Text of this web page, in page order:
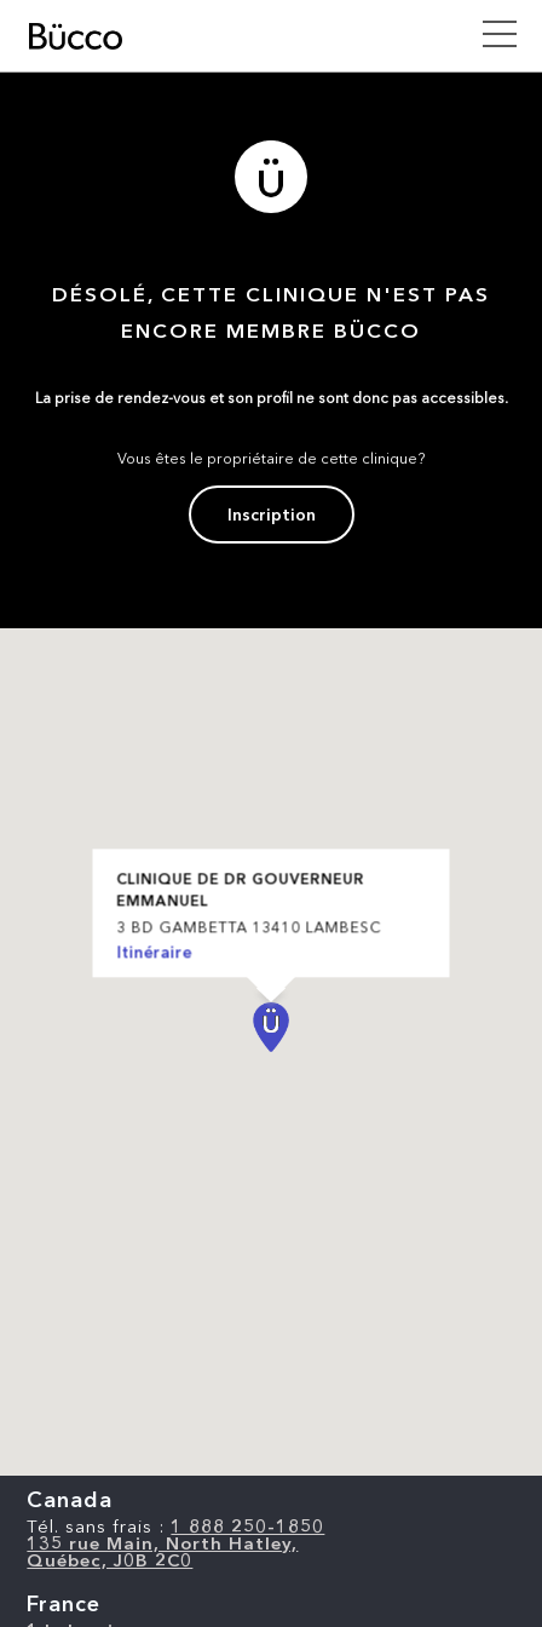
DÉSOLÉ, CETTE CLINIQUE N'EST PAS
ENCORE MEMBRE BÜCCO
La prise de rendez-vous et son profil ne sont donc pas accessibles.
Vous êtes le propriétaire de cette clinique?
Inscription
CLINIQUE DE DR GOUVERNEUR
EMMANUEL
3 BD GAMBETTA 13410 LAMBESC
Itinéraire
Canada
Tél. sans frais : 1 888 250-1850
135 rue Main, North Hatley,
Québec, J0B 2C0
France